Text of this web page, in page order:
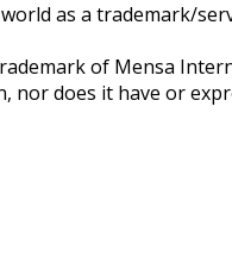
as a trademark/
of Mensa
nor does it have or